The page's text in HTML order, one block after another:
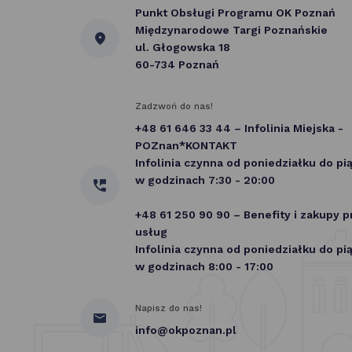
Punkt Obsługi Programu OK Poznań
Międzynarodowe Targi Poznańskie
ul. Głogowska 18
60-734 Poznań
Zadzwoń do nas!
+48 61 646 33 44 – Infolinia Miejska -
POZnan*KONTAKT
Infolinia czynna od poniedziałku do
w godzinach 7:30 - 20:00
+48 61 250 90 90 – Benefity i zakupy
usług
Infolinia czynna od poniedziałku do
w godzinach 8:00 - 17:00
Napisz do nas!
info@okpoznan.pl